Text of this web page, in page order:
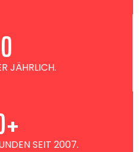
JÄHRLICH.
0
SEIT 2007.
+